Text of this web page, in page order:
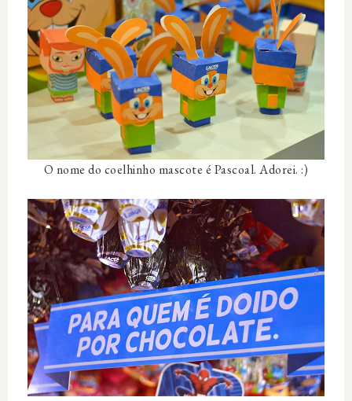
O nome do coelhinho mascote é Pascoal. Adorei. :)